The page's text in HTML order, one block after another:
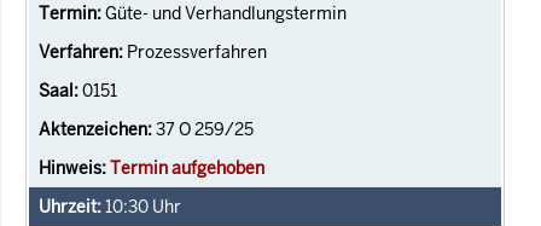
Güte- und Verhandlungstermin
Prozessverfahren
0151
37 O 259/25
Termin aufgehoben
10:30 Uhr